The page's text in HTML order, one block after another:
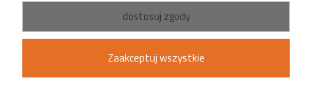
dostosuj zgody
Zaakceptuj wszystkie